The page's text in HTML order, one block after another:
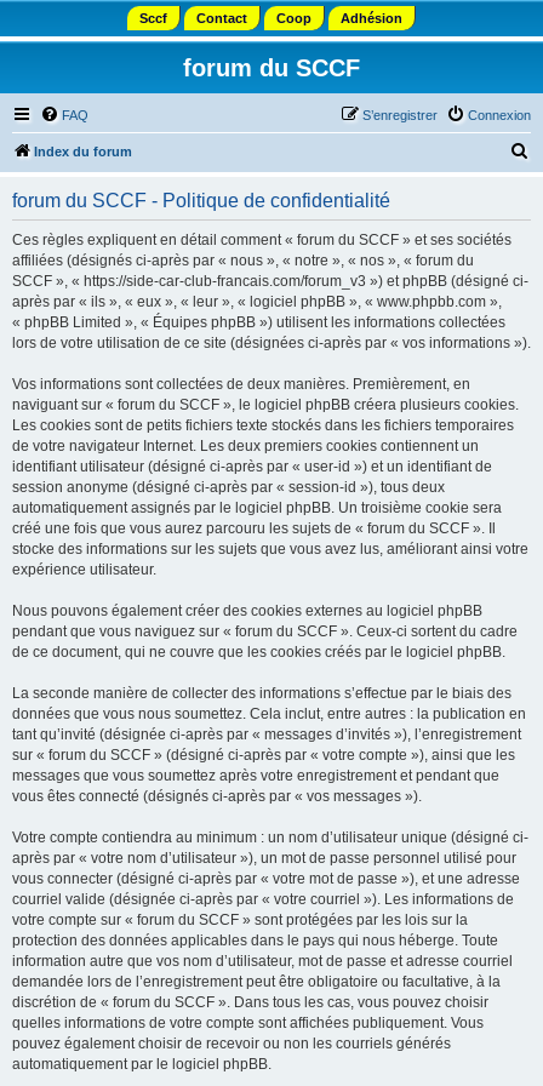
Sccf Contact Coop Adhésion
forum du SCCF
FAQ Connexion
S’enregistrer
Index du forum
forum du SCCF - Politique de confidentialité
Ces règles expliquent en détail comment « forum du SCCF » et ses sociétés
affiliées (désignés ci-après par « nous », « notre », « nos », « forum du
SCCF », « https://side-car-club-francais.com/forum_v3 ») et phpBB (désigné ci-
après par « ils », « eux », « leur », « logiciel phpBB », « www.phpbb.com »,
« phpBB Limited », « Équipes phpBB ») utilisent les informations collectées
lors de votre utilisation de ce site (désignées ci-après par « vos informations »).
Vos informations sont collectées de deux manières. Premièrement, en
naviguant sur « forum du SCCF », le logiciel phpBB créera plusieurs cookies.
Les cookies sont de petits fichiers texte stockés dans les fichiers temporaires
de votre navigateur Internet. Les deux premiers cookies contiennent un
identifiant utilisateur (désigné ci-après par « user-id ») et un identifiant de
session anonyme (désigné ci-après par « session-id »), tous deux
automatiquement assignés par le logiciel phpBB. Un troisième cookie sera
créé une fois que vous aurez parcouru les sujets de « forum du SCCF ». Il
stocke des informations sur les sujets que vous avez lus, améliorant ainsi votre
expérience utilisateur.
Nous pouvons également créer des cookies externes au logiciel phpBB
pendant que vous naviguez sur « forum du SCCF ». Ceux-ci sortent du cadre
de ce document, qui ne couvre que les cookies créés par le logiciel phpBB.
La seconde manière de collecter des informations s’effectue par le biais des
données que vous nous soumettez. Cela inclut, entre autres : la publication en
tant qu’invité (désignée ci-après par « messages d’invités »), l’enregistrement
sur « forum du SCCF » (désigné ci-après par « votre compte »), ainsi que les
messages que vous soumettez après votre enregistrement et pendant que
vous êtes connecté (désignés ci-après par « vos messages »).
Votre compte contiendra au minimum : un nom d’utilisateur unique (désigné ci-
après par « votre nom d’utilisateur »), un mot de passe personnel utilisé pour
vous connecter (désigné ci-après par « votre mot de passe »), et une adresse
courriel valide (désignée ci-après par « votre courriel »). Les informations de
votre compte sur « forum du SCCF » sont protégées par les lois sur la
protection des données applicables dans le pays qui nous héberge. Toute
information autre que vos nom d’utilisateur, mot de passe et adresse courriel
demandée lors de l’enregistrement peut être obligatoire ou facultative, à la
discrétion de « forum du SCCF ». Dans tous les cas, vous pouvez choisir
quelles informations de votre compte sont affichées publiquement. Vous
pouvez également choisir de recevoir ou non les courriels générés
automatiquement par le logiciel phpBB.